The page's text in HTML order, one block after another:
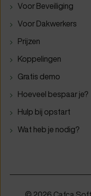
Voor Beveiliging
Voor Dakwerkers
Prijzen
Koppelingen
Gratis demo
Hoeveel bespaar je?
Hulp bij opstart
Wat heb je nodig?